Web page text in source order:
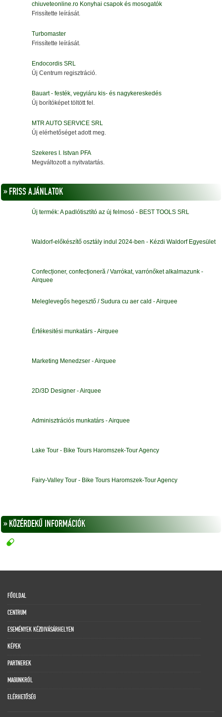
chiuveteonline.ro Konyhai csapok és mosogatók
Frissítette leírását.
Turbomaster
Frissítette leírását.
Endocordis SRL
Új Centrum regisztráció.
Bauart - festék, vegyiáru kis- és nagykereskedés
Új borítóképet töltött fel.
MTR AUTO SERVICE SRL
Új elérhetőséget adott meg.
Szekeres I. Istvan PFA
Megváltozott a nyitvatartás.
» FRISS AJÁNLATOK
Új termék: A padlótisztító az új felmosó - BEST TOOLS SRL
Waldorf-előkészítő osztály indul 2024-ben - Kézdi Waldorf Egyesület
Confecționer, confecționeră / Varrókat, varrónőket alkalmazunk -
Airquee
Meleglevegős hegesztő / Sudura cu aer cald - Airquee
Értékesitési munkatárs - Airquee
Marketing Menedzser - Airquee
2D/3D Designer - Airquee
Adminisztrációs munkatárs - Airquee
Lake Tour - Bike Tours Haromszek-Tour Agency
Fairy-Valley Tour - Bike Tours Haromszek-Tour Agency
» KÖZÉRDEKŰ INFORMÁCIÓK
FŐOLDAL
CENTRUM
ESEMÉNYEK KÉZDIVÁSÁRHELYEN
KÉPEK
PARTNEREK
MAGUNKRÓL
ELÉRHETŐSÉG